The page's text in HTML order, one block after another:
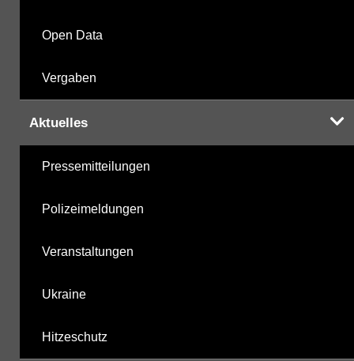
Open Data
Vergaben
Aktuelles
Pressemitteilungen
Polizeimeldungen
Veranstaltungen
Ukraine
Hitzeschutz